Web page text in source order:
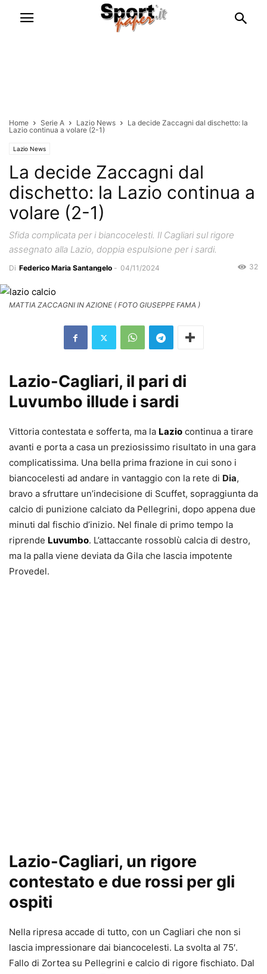
Home Serie A Lazio News
La decide Zaccagni dal dischetto: la
Lazio continua a volare (2-1)
Lazio News
La decide Zaccagni dal
dischetto: la Lazio continua a
volare (2-1)
Sfida complicata per i biancocelesti. Il Cagliari sul rigore
assegnato alla Lazio, doppia espulsione per i sardi.
Di Federico Maria Santangelo - 04/11/2024 32
MATTIA ZACCAGNI IN AZIONE ( FOTO GIUSEPPE FAMA )
Lazio-Cagliari, il pari di
Luvumbo illude i sardi
Vittoria contestata e sofferta, ma la Lazio continua a tirare
avanti e porta a casa un preziosissimo risultato in una gara
complicatissima. Una bella prima frazione in cui sono i
biancocelesti ad andare in vantaggio con la rete di Dia,
bravo a sfruttare un’indecisione di Scuffet, sopraggiunta da
calcio di punizione calciato da Pellegrini, dopo appena due
minuti dal fischio d’inizio. Nel finale di primo tempo la
riprende Luvumbo. L’attaccante rossoblù calcia di destro,
ma la palla viene deviata da Gila che lascia impotente
Provedel.
Lazio-Cagliari, un rigore
contestato e due rossi per gli
ospiti
Nella ripresa accade di tutto, con un Cagliari che non si
lascia impressionare dai biancocelesti. La svolta al 75′.
Fallo di Zortea su Pellegrini e calcio di rigore fischiato. Dal